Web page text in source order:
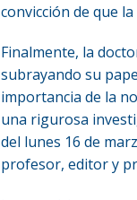
convicción de que
Finalmente, la
subrayando su
importancia de la
una rigurosa
del lunes 16 de
profesor, editor y